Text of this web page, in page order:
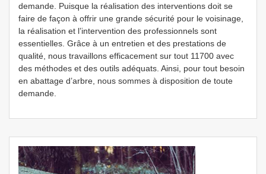
demande. Puisque la réalisation des interventions doit se
faire de façon à offrir une grande sécurité pour le voisinage,
la réalisation et l’intervention des professionnels sont
essentielles. Grâce à un entretien et des prestations de
qualité, nous travaillons efficacement sur tout 11700 avec
des méthodes et des outils adéquats. Ainsi, pour tout besoin
en abattage d’arbre, nous sommes à disposition de toute
demande.